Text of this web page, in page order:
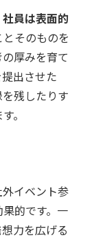
員は表面的
そのものを
厚みを育て
出させた
残したりす
。
イベント参
的です。一
力を広げる